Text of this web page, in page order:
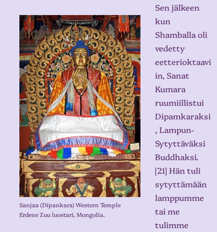
Sanjaa (Dīpankara) Western Temple
Erdene Zuu luostari, Mongolia.
Sen jälkeen
kun
Shamballa oli
vedetty
eetterioktaavi
in, Sanat
Kumara
ruumiillistui
Dipamkaraksi
, Lampun-
Sytyttäväksi
Buddhaksi.
[21] Hän tuli
sytyttämään
lamppumme
tai me
tulimme